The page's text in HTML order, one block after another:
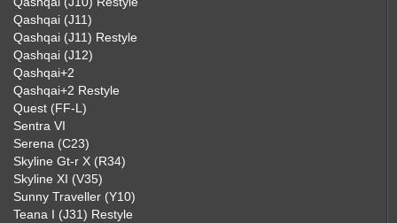
Qashqai (J11)
Qashqai (J11) Restyle
Qashqai (J12)
Qashqai+2
Qashqai+2 Restyle
Quest (FF-L)
Sentra VI
Serena (C23)
Skyline Gt-r X (R34)
Skyline XI (V35)
Sunny Traveller (Y10)
Teana I (J31) Restyle